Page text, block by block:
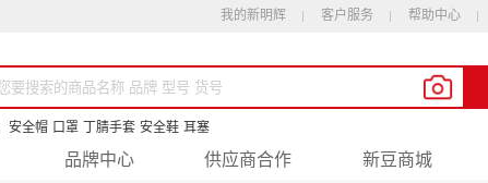
我的新明辉 客户服务 帮助中心
安全帽 口罩 丁腈手套 安全鞋 耳塞
品牌中心 供应商合作 新豆商城